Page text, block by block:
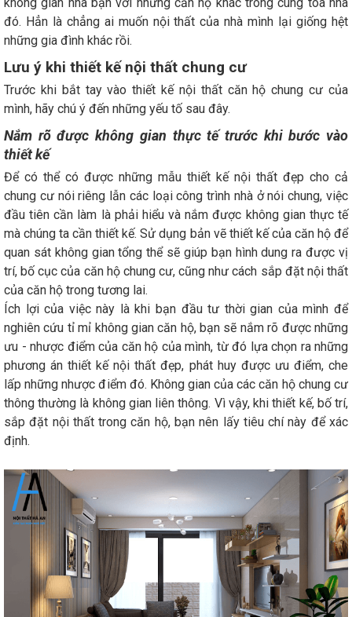
đó. Hẳn là chẳng ai muốn nội thất của nhà mình lại giống hệt
những gia đình khác rồi.
Lưu ý khi thiết kế nội thất chung cư
Trước khi bắt tay vào thiết kế nội thất căn hộ chung cư của
mình, hãy chú ý đến những yếu tố sau đây.
Nắm rõ được không gian thực tế trước khi bước vào
thiết kế
Để có thể có được những mẫu thiết kế nội thất đẹp cho cả
chung cư nói riêng lẫn các loại công trình nhà ở nói chung, việc
đầu tiên cần làm là phải hiểu và nắm được không gian thực tế
mà chúng ta cần thiết kế. Sử dụng bản vẽ thiết kế của căn hộ để
quan sát không gian tổng thể sẽ giúp bạn hình dung ra được vị
trí, bố cục của căn hộ chung cư, cũng như cách sắp đặt nội thất
của căn hộ trong tương lai.
Ích lợi của việc này là khi bạn đầu tư thời gian của mình để
nghiên cứu tỉ mỉ không gian căn hộ, bạn sẽ nắm rõ được những
ưu - nhược điểm của căn hộ của mình, từ đó lựa chọn ra những
phương án thiết kế nội thất đẹp, phát huy được ưu điểm, che
lấp những nhược điểm đó. Không gian của các căn hộ chung cư
thông thường là không gian liên thông. Vì vậy, khi thiết kế, bố trí,
sắp đặt nội thất trong căn hộ, bạn nên lấy tiêu chí này để xác
định.